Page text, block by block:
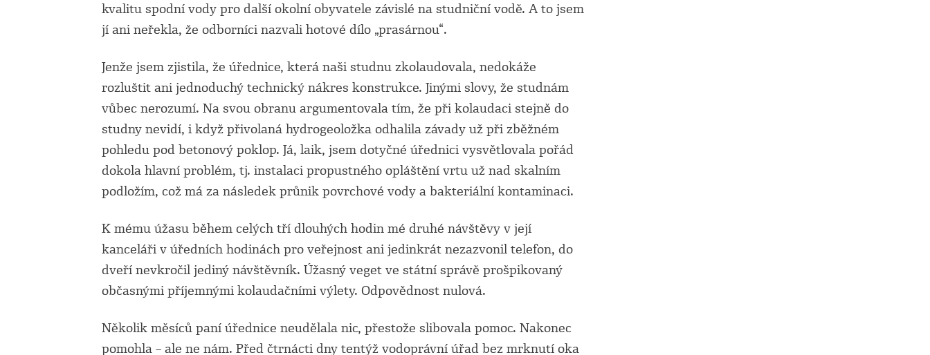
kvalitu spodní vody pro další okolní obyvatele závislé na studniční vodě. A to jsem
jí ani neřekla, že odborníci nazvali hotové dílo „prasárnou“.
Jenže jsem zjistila, že úřednice, která naši studnu zkolaudovala, nedokáže
rozluštit ani jednoduchý technický nákres konstrukce. Jinými slovy, že studnám
vůbec nerozumí. Na svou obranu argumentovala tím, že při kolaudaci stejně do
studny nevidí, i když přivolaná hydrogeoložka odhalila závady už při zběžném
pohledu pod betonový poklop. Já, laik, jsem dotyčné úřednici vysvětlovala pořád
dokola hlavní problém, tj. instalaci propustného opláštění vrtu už nad skalním
podložím, což má za následek průnik povrchové vody a bakteriální kontaminaci.
K mému úžasu během celých tří dlouhých hodin mé druhé návštěvy v její
kanceláři v úředních hodinách pro veřejnost ani jedinkrát nezazvonil telefon, do
dveří nevkročil jediný návštěvník. Úžasný veget ve státní správě prošpikovaný
občasnými příjemnými kolaudačními výlety. Odpovědnost nulová.
Několik měsíců paní úřednice neudělala nic, přestože slibovala pomoc. Nakonec
pomohla – ale ne nám. Před čtrnácti dny tentýž vodoprávní úřad bez mrknutí oka